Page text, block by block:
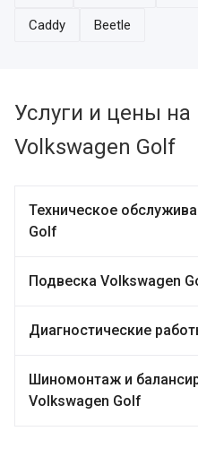
Caddy Beetle
Услуги и цены
Volkswagen Golf
Техническое
Golf
Подвеска Volkswagen
Диагностические
Шиномонтаж и
Volkswagen Golf